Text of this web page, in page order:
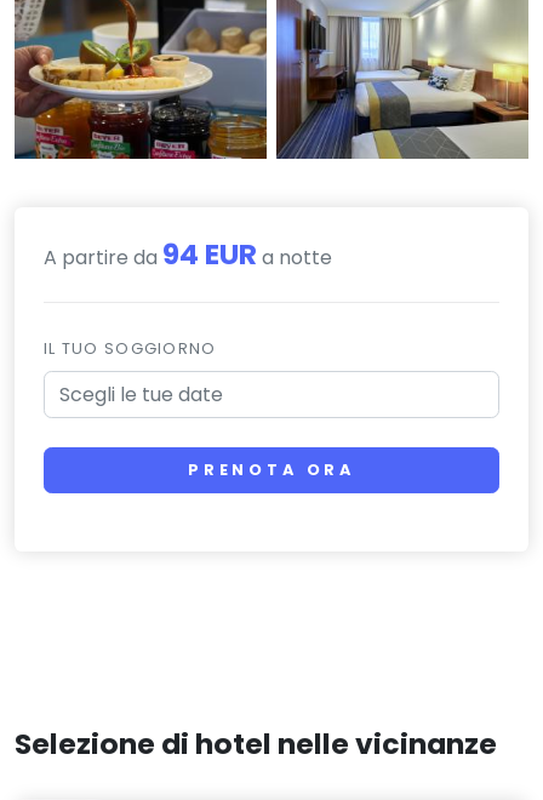
A partire da 94 EUR a notte
IL TUO SOGGIORNO
PRENOTA ORA
Selezione di hotel nelle vicinanze